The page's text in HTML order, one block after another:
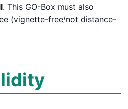
. This GO-Box must also
(vignette-free/not distance-